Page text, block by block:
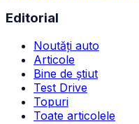
Editorial
Noutăți auto
Articole
Bine de știut
Test Drive
Topuri
Toate articolele